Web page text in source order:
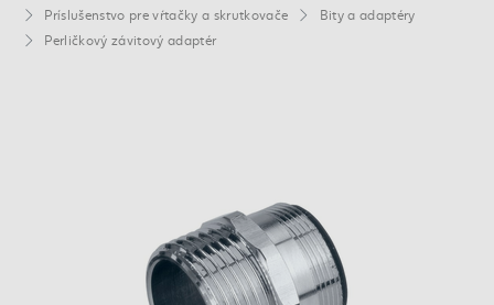
Príslušenstvo pre vŕtačky a skrutkovače
Bity a adaptéry
Perličkový závitový adaptér